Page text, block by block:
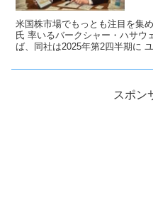
米国株市場でもっとも注目を集
氏 率いるバークシャー・ハサウ
ば、同社は2025年第2四半期に
スポン